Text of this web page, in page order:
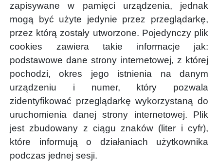
zapisywane w pamięci urządzenia, jednak
mogą być użyte jedynie przez przeglądarkę,
przez którą zostały utworzone. Pojedynczy plik
cookies zawiera takie informacje jak:
podstawowe dane strony internetowej, z której
pochodzi, okres jego istnienia na danym
urządzeniu i numer, który pozwala
zidentyfikować przeglądarkę wykorzystaną do
uruchomienia danej strony internetowej. Plik
jest zbudowany z ciągu znaków (liter i cyfr),
które informują o działaniach użytkownika
podczas jednej sesji.